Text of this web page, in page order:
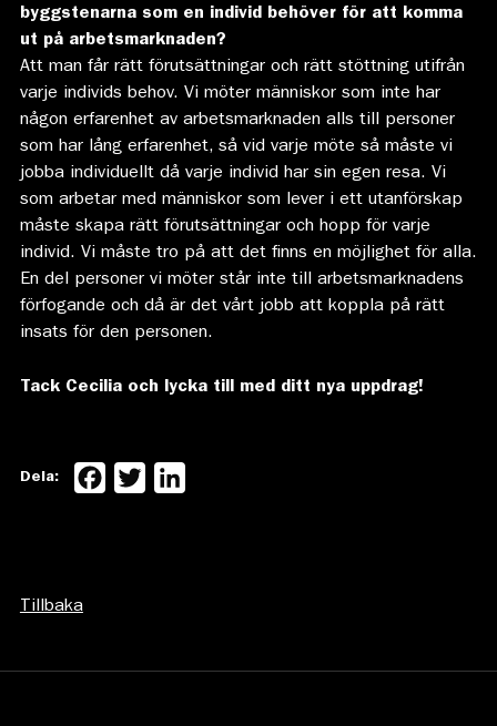
byggstenarna som en individ behöver för att komma
ut på arbetsmarknaden?
Att man får rätt förutsättningar och rätt stöttning utifrån
varje individs behov. Vi möter människor som inte har
någon erfarenhet av arbetsmarknaden alls till personer
som har lång erfarenhet, så vid varje möte så måste vi
jobba individuellt då varje individ har sin egen resa. Vi
som arbetar med människor som lever i ett utanförskap
måste skapa rätt förutsättningar och hopp för varje
individ. Vi måste tro på att det finns en möjlighet för alla.
En del personer vi möter står inte till arbetsmarknadens
förfogande och då är det vårt jobb att koppla på rätt
insats för den personen.
Tack Cecilia och lycka till med ditt nya uppdrag!
Dela: Facebook
Twitter
Tillbaka